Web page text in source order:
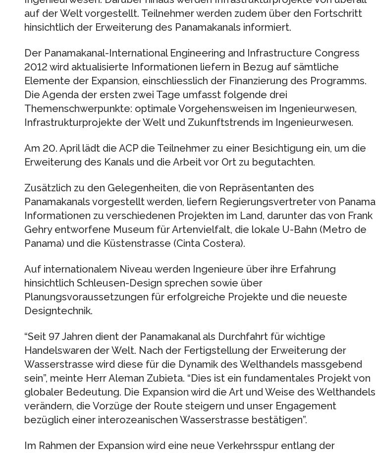
auf der Welt vorgestellt. Teilnehmer werden zudem über den Fortschritt
hinsichtlich der Erweiterung des Panamakanals informiert.
Der Panamakanal-International Engineering and Infrastructure Congress
2012 wird aktualisierte Informationen liefern in Bezug auf sämtliche
Elemente der Expansion, einschliesslich der Finanzierung des Programms.
Die Agenda der ersten zwei Tage umfasst folgende drei
Themenschwerpunkte: optimale Vorgehensweisen im Ingenieurwesen,
Infrastrukturprojekte der Welt und Zukunftstrends im Ingenieurwesen.
Am 20. April lädt die ACP die Teilnehmer zu einer Besichtigung ein, um die
Erweiterung des Kanals und die Arbeit vor Ort zu begutachten.
Zusätzlich zu den Gelegenheiten, die von Repräsentanten des
Panamakanals vorgestellt werden, liefern Regierungsvertreter von Panama
Informationen zu verschiedenen Projekten im Land, darunter das von Frank
Gehry entworfene Museum für Artenvielfalt, die lokale U-Bahn (Metro de
Panama) und die Küstenstrasse (Cinta Costera).
Auf internationalem Niveau werden Ingenieure über ihre Erfahrung
hinsichtlich Schleusen-Design sprechen sowie über
Planungsvoraussetzungen für erfolgreiche Projekte und die neueste
Designtechnik.
“Seit 97 Jahren dient der Panamakanal als Durchfahrt für wichtige
Handelswaren der Welt. Nach der Fertigstellung der Erweiterung der
Wasserstrasse wird diese für die Dynamik des Welthandels massgebend
sein”, meinte Herr Aleman Zubieta. “Dies ist ein fundamentales Projekt von
globaler Bedeutung. Die Expansion wird die Art und Weise des Welthandels
verändern, die Vorzüge der Route steigern und unser Engagement
bezüglich einer interozeanischen Wasserstrasse bestätigen”.
Im Rahmen der Expansion wird eine neue Verkehrsspur entlang der